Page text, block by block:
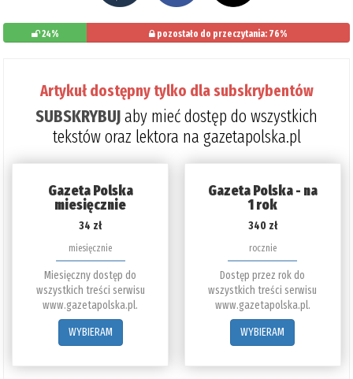
24% pozostało do przeczytania: 76%
Artykuł dostępny tylko dla subskrybentów
SUBSKRYBUJaby mieć dostęp do wszystkich
tekstów oraz lektora na gazetapolska.pl
Gazeta Polska
miesięcznie
34 zł
miesięcznie
Miesięczny dostęp do
wszystkich treści serwisu
www.gazetapolska.pl.
WYBIERAM
Gazeta Polska - na
1 rok
340 zł
rocznie
Dostęp przez rok do
wszystkich treści serwisu
www.gazetapolska.pl.
WYBIERAM